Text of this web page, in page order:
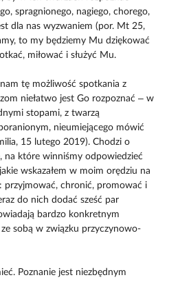
spragnionego, nagiego, chorego,
dla nas wyzwaniem (por. Mt 25,
to my będziemy Mu dziękować
miłować i służyć Mu.
tę możliwość spotkania z
niełatwo jest Go rozpoznać – w
stopami, z twarzą
nieumiejącego mówić
15 lutego 2019). Chodzi o
na które winniśmy odpowiedzieć
wskazałem w moim orędziu na
przyjmować, chronić, promować i
do nich dodać sześć par
bardzo konkretnym
ze sobą w związku przyczynowo-
Poznanie jest niezbędnym